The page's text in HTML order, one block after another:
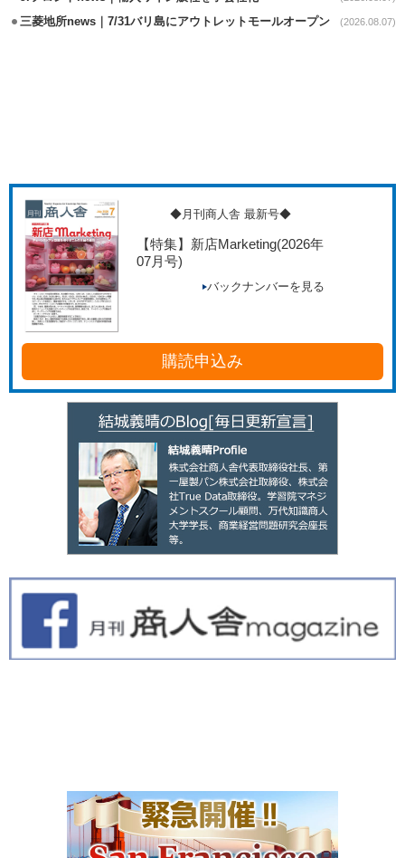
三菱地所news｜7/31バリ島にアウトレットモールオープン (2026.08.07)
◆月刊商人舎 最新号◆
【特集】新店Marketing(2026年
07月号)
バックナンバーを見る
購読申込み